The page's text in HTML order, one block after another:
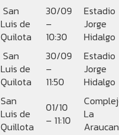
San
Luis de
Quilota
30/09
–
10:30
Estadio
Jorge
Hidalgo
San
Luis de
Quilota
30/09
–
11:50
Estadio
Jorge
Hidalgo
San
Luis de
Quillota
01/10
– 11:10
La